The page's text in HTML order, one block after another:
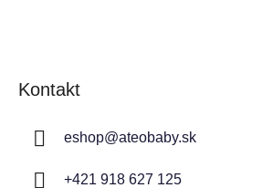
Kontakt
eshop@ateobaby.sk
+421 918 627 125